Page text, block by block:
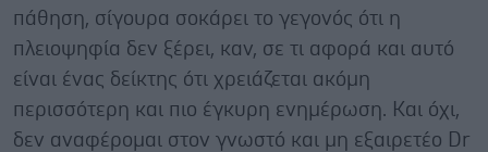
πάθηση, σίγουρα σοκάρει το γεγονός ότι η
πλειοψηφία δεν ξέρει, καν, σε τι αφορά και αυτό
είναι ένας δείκτης ότι χρειάζεται ακόμη
περισσότερη και πιο έγκυρη ενημέρωση. Και όχι,
δεν αναφέρομαι στον γνωστό και μη εξαιρετέο Dr